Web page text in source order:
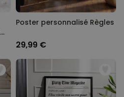
Poster personnalisé Règles
29,99 €